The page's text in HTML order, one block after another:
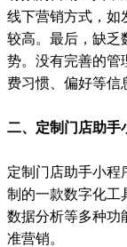
线下营销方式，如
较高。最后，缺乏
势。没有完善的管
费习惯、偏好等信
二、定制门店助手
定制门店助手小程
制的一款数字化工
数据分析等多种功
准营销。